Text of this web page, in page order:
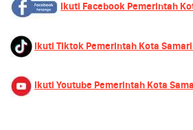
Ikuti Facebook Pemerintah
Ikuti Tiktok Pemerintah Kota
Ikuti Youtube Pemerintah Kota